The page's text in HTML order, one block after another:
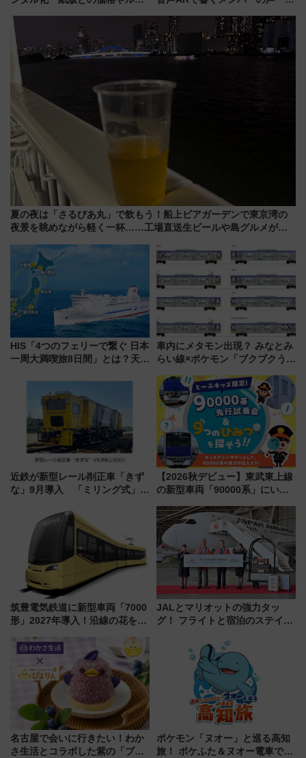
夏の夜は「さるびあ丸」で飲もう！船上ビアガーデンで東京湾の
夜景を眺めながら軽く一杯……工場直送生ビールや島グルメが美
HIS「4つのフェリーで繋ぐ 日本
一周大満喫旅8日間」とは？天橋
の絶景＆限定グルメを網羅！煩
雑な手続きも不要でお手軽に楽
しめるプランが登場
車内にメタモン出現？ みなとみ
らい線×ポケモン「ブクブクうみ
行開始に！ この夏は直通列車で
横浜へ！
近鉄が新型レール削正車「きず
な」9月導入 「ミリング式」採
化！安全性や乗り心地の向上に
貢献するだけでなく、全線区で
活躍するための仕組みも
【2026秋デビュー】東武東上線
の新型車両「90000系」にいち
向け先行試乗会でキッズアンバ
サダーになろう
筑豊電気鉄道に新型車両「7000
形」2027年導入！沿線の花をイ
内は落ち着いたゆとりある空間
JALとマリオットの強力タッ
グ！ フライトと宿泊のステイタ
上級会員資格を効率よく獲得す
る方法を解説
名古屋で会いに行きたい！わか
さ生活とコラボした紫の「ブル
ポケモン「ヌオー」と巡る高知
旅！ ポケふた＆ヌオー電車で楽